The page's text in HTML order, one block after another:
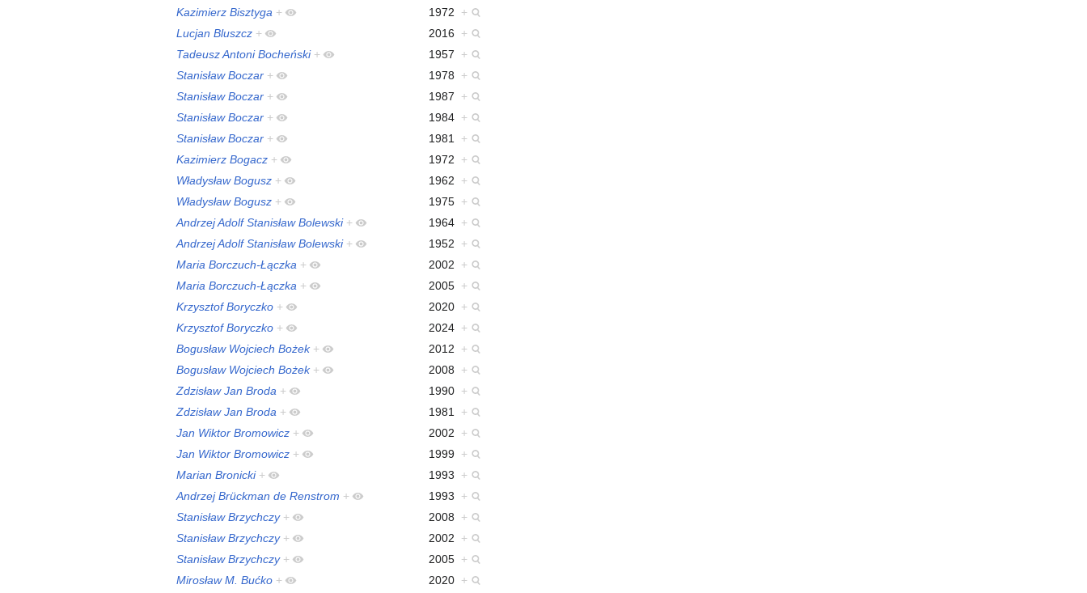
Kazimierz Bisztyga + 1972
+
Lucjan Bluszcz + 2016
+
Tadeusz Antoni Bocheński + 1957
+
Stanisław Boczar + 1978
+
Stanisław Boczar + 1987
+
Stanisław Boczar + 1984 +
Stanisław Boczar + 1981
+
Kazimierz Bogacz + 1972
+
Władysław Bogusz + 1962
+
Władysław Bogusz + 1975 +
Andrzej Adolf Stanisław Bolewski + 1964 +
Andrzej Adolf Stanisław Bolewski + 1952
+
Maria Borczuch-Łączka + 2002
+
Maria Borczuch-Łączka + 2005 +
Krzysztof Boryczko + 2020 +
Krzysztof Boryczko + 2024 +
Bogusław Wojciech Bożek + 2012
+
Bogusław Wojciech Bożek + 2008
+
Zdzisław Jan Broda + 1990 +
Zdzisław Jan Broda + 1981
+
Jan Wiktor Bromowicz + 2002
+
Jan Wiktor Bromowicz + 1999 +
Marian Bronicki + 1993
+
Andrzej Brückman de Renstrom + 1993
+
Stanisław Brzychczy + 2008
+
Stanisław Brzychczy + 2002
+
Stanisław Brzychczy + 2005 +
Mirosław M. Bućko + 2020 +